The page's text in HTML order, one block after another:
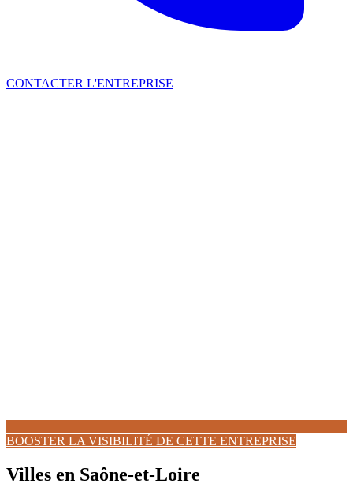
CONTACTER L'ENTREPRISE
BOOSTER LA VISIBILITÉ DE CETTE ENTREPRISE
Villes en Saône-et-Loire